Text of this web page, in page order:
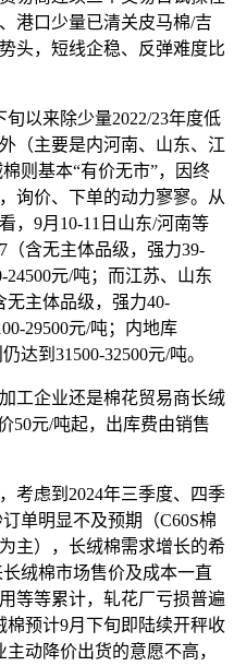
港口少量已清关皮马棉/吉
头，短线企稳、反弹难度比
以来除少量2022/23年度低
（主要是内河南、山东、江
则基本“有价无市”，因终
询价、下单的动力寥寥。从
，9月10-11日山东/河南等
（含无主体品级，强力39-
元/吨；而江苏、山东
无主体品级，强力40-
29500元/吨；内地库
达到31500-32500元/吨。
企业还是棉花贸易商长绒
50元/吨起，出库费由销售
虑到2024年三季度、四季
单明显不及预期（C60S棉
主），长绒棉需求增长的希
绒棉市场售价及成本一直
等等累计，轧花厂亏损普遍
棉预计9月下旬即陆续开秤收
动降价出货的意愿不高，